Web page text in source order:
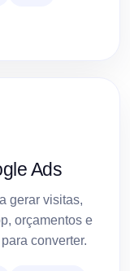
Ads
gerar visitas,
orçamentos e
converter.